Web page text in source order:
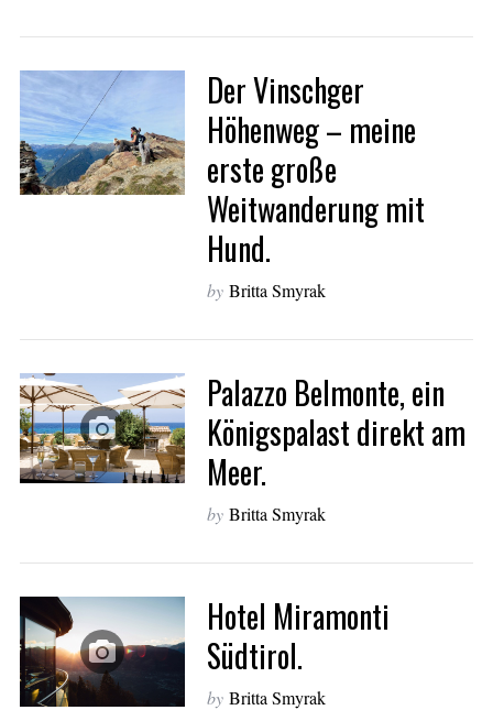
Der Vinschger
Höhenweg – meine
erste große
Weitwanderung mit
Hund.
by Britta Smyrak
Palazzo Belmonte, ein
Königspalast direkt am
Meer.
by Britta Smyrak
Hotel Miramonti
Südtirol.
by Britta Smyrak